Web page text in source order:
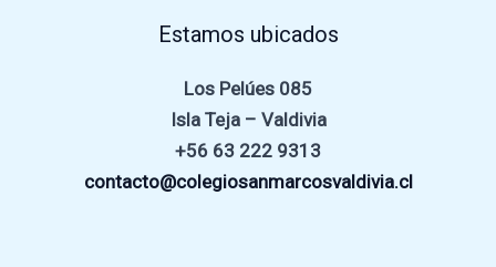
Estamos ubicados
Los Pelúes 085
Isla Teja – Valdivia
+56 63 222 9313
contacto@colegiosanmarcosvaldivia.cl